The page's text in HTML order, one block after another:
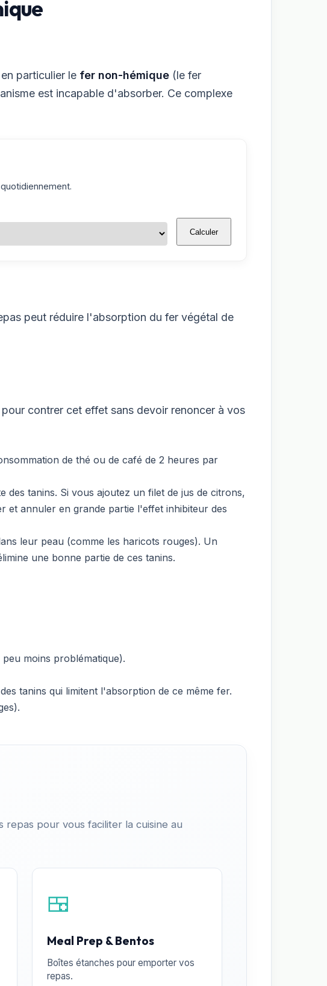
particulier le fer non-hémique (le fer
est incapable d'absorber. Ce complexe
Calculer
peut réduire l'absorption du fer végétal de
contrer cet effet sans devoir renoncer à vos
de thé ou de café de 2 heures par
des tanins. Si vous ajoutez un filet de jus de citrons,
et annuler en grande partie l'effet inhibiteur des
leur peau (comme les haricots rouges). Un
une bonne partie de ces tanins.
moins problématique).
tanins qui limitent l'absorption de ce même fer.
pour vous faciliter la cuisine au
🍱
Meal Prep & Bentos
Boîtes étanches pour emporter vos
repas.